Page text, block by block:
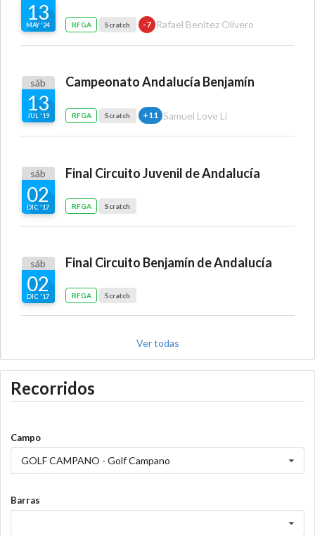
13
MAY '24 RFGA Scratch -7 Rafael Benitez Olivero
sáb
13
JUL '19
Campeonato Andalucía Benjamín
RFGA Scratch +11 Samuel Love Li
sáb
02
DIC '17
Final Circuito Juvenil de Andalucía
RFGA Scratch
sáb
02
DIC '17
Final Circuito Benjamín de Andalucía
RFGA Scratch
Ver todas
Recorridos
Campo
GOLF CAMPANO - Golf Campano
Barras